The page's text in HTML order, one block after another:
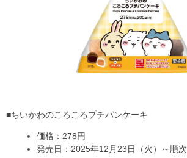
■ちいかわのころころプチパンケーキ
価格：278円
発売日：2025年12月23日（火）～順次